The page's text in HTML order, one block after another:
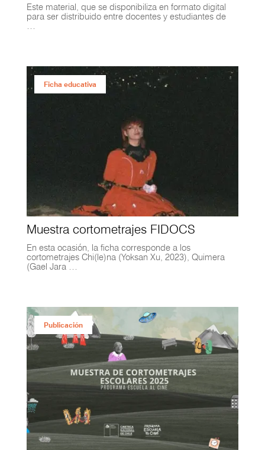
Este material, que se disponibiliza en formato digital
para ser distribuido entre docentes y estudiantes de
Ficha educativa
Muestra cortometrajes FIDOCS
En esta ocasión, la ficha corresponde a los
cortometrajes Chi(le)na (Yoksan Xu, 2023), Quimera
(Gael Jara …
Publicación